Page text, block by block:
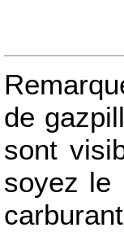
de
sont
soyez le